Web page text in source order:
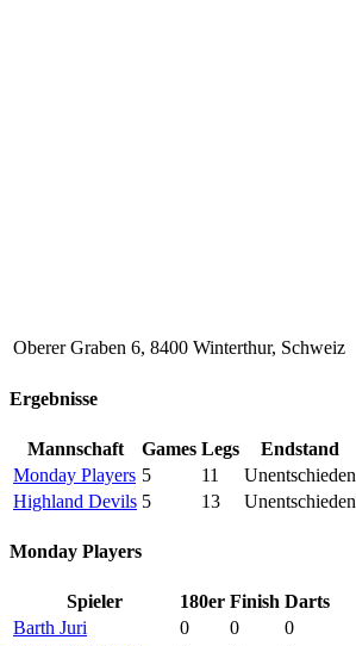
Oberer Graben 6, 8400 Winterthur, Schweiz
Ergebnisse
Mannschaft Games Legs
Endstand
Monday Players 5 11
Unentschieden
Highland Devils 5 13 Unentschieden
Monday Players
Spieler 180er Finish Darts
Barth Juri
0 0
0